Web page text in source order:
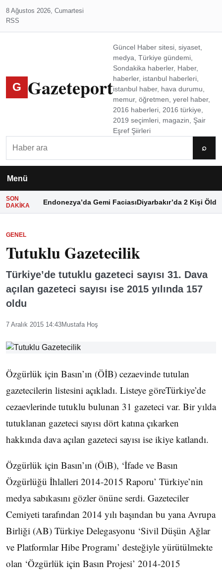
8 Ağustos 2026, Cumartesi
RSS
G Gazeteport
Güncel Haber sitesi, siyaset,
medya, Türkiye gündemi,
Sondakika haberler, Haber,
haberler, istanbul haberleri,
istanbul haber, hava durumu,
memur, öğretmen, yerel haber,
2016 haberleri, 2016 türkiye,
2019 seçimleri, magazin, Şair
Eşref Şiirleri
⌕
Menü
SON
DAKIKA
Endonezya’da Gemi FaciasıDiyarbakır’da 2 Kişi Öldü
GENEL
Tutuklu Gazetecilik
Türkiye’de tutuklu gazeteci sayısı 31. Dava
açılan gazeteci sayısı ise 2015 yılında 157
oldu
7 Aralık 2015 14:43Mustafa Hoş
Özgürlük için Basın’ın (ÖİB) cezaevinde tutulan
gazetecilerin listesini açıkladı. Listeye göreTürkiye’de
cezaevlerinde tutuklu bulunan 31 gazeteci var. Bir yılda
tutuklanan gazeteci sayısı dört katına çıkarken
hakkında dava açılan gazeteci sayısı ise ikiye katlandı.
Özgürlük için Basın’ın (ÖiB), ‘İfade ve Basın
Özgürlüğü İhlalleri 2014-2015 Raporu’ Türkiye’nin
medya sabıkasını gözler önüne serdi. Gazeteciler
Cemiyeti tarafından 2014 yılı başından bu yana Avrupa
Birliği (AB) Türkiye Delegasyonu ‘Sivil Düşün Ağlar
ve Platformlar Hibe Programı’ desteğiyle yürütülmekte
olan ‘Özgürlük için Basın Projesi’ 2014-2015